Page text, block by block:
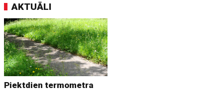
AKTUĀLI
Piektdien termometra